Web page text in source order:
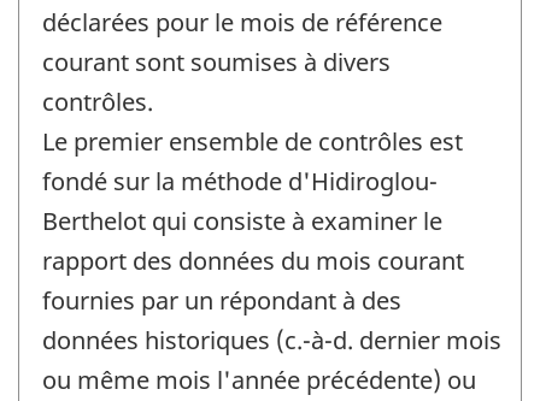
déclarées pour le mois de référence
courant sont soumises à divers
contrôles.
Le premier ensemble de contrôles est
fondé sur la méthode d'Hidiroglou-
Berthelot qui consiste à examiner le
rapport des données du mois courant
fournies par un répondant à des
données historiques (c.-à-d. dernier mois
ou même mois l'année précédente) ou